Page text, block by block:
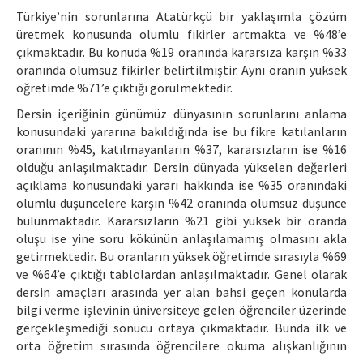
Türkiye’nin sorunlarına Atatürkçü bir yaklaşımla çözüm
üretmek konusunda olumlu fikirler artmakta ve %48’e
çıkmaktadır. Bu konuda %19 oranında kararsıza karşın %33
oranında olumsuz fikirler belirtilmiştir. Aynı oranın yüksek
öğretimde %71’e çıktığı görülmektedir.
Dersin içeriğinin günümüz dünyasının sorunlarını anlama
konusundaki yararına bakıldığında ise bu fikre katılanların
oranının %45, katılmayanların %37, kararsızların ise %16
olduğu anlaşılmaktadır. Dersin dünyada yükselen değerleri
açıklama konusundaki yararı hakkında ise %35 oranındaki
olumlu düşüncelere karşın %42 oranında olumsuz düşünce
bulunmaktadır. Kararsızların %21 gibi yüksek bir oranda
oluşu ise yine soru kökünün anlaşılamamış olmasını akla
getirmektedir. Bu oranların yüksek öğretimde sırasıyla %69
ve %64’e çıktığı tablolardan anlaşılmaktadır. Genel olarak
dersin amaçları arasında yer alan bahsi geçen konularda
bilgi verme işlevinin üniversiteye gelen öğrenciler üzerinde
gerçekleşmediği sonucu ortaya çıkmaktadır. Bunda ilk ve
orta öğretim sırasında öğrencilere okuma alışkanlığının